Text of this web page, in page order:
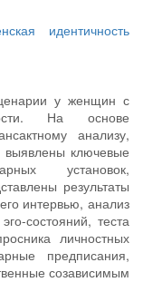
идентичность
у женщин с
На основе
анализу,
выявлены ключевые
установок,
результаты
интервью, анализ
состояний, теста
личностных
предписания,
созависимым